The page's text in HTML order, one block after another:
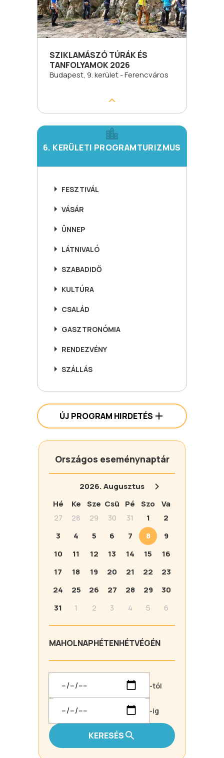
SZIKLAMÁSZÓ TÚRÁK ÉS
TANFOLYAMOK 2026
Budapest, 9. kerület - Ferencváros
6. KERÜLETI PROGRAMTURIZMUS
FESZTIVÁL
VÁSÁR
ÜNNEP
LÁTNIVALÓ
SZABADIDŐ
KULTÚRA
CSALÁD
GASZTRONÓMIA
RENDEZVÉNY
SZÁLLÁS
ÚJ PROGRAM HIRDETÉS
Országos eseménynaptár
2026.Augusztus
Hé
Ke Sze Csü Pé Szo
Va
27
28 29 30 31 1
2
3
4 5 6 7 8
9
10
11 12 13 14 15
16
17
18 19 20 21 22
23
24
25 26 27 28 29
30
31
1 2 3 4 5 6
MAHOLNAPHÉTENHÉTVÉGÉN
-tól
-ig
KERESÉS